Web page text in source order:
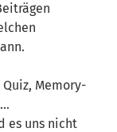
Memory-
es uns nicht